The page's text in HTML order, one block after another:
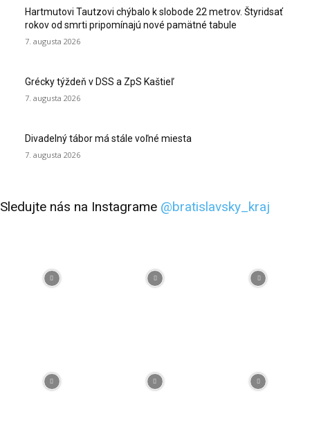
Hartmutovi Tautzovi chýbalo k slobode 22 metrov. Štyridsať
rokov od smrti pripomínajú nové pamätné tabule
7. augusta 2026
Grécky týždeň v DSS a ZpS Kaštieľ
7. augusta 2026
Divadelný tábor má stále voľné miesta
7. augusta 2026
Sledujte nás na Instagrame @bratislavsky_kraj